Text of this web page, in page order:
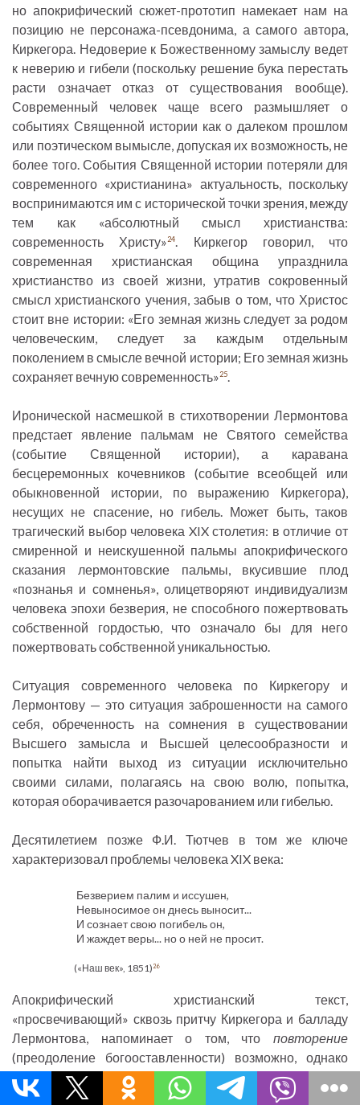
но апокрифический сюжет-прототип намекает нам на
позицию не персонажа-псевдонима, а самого автора,
Киркегора. Недоверие к Божественному замыслу ведет
к неверию и гибели (поскольку решение бука перестать
расти означает отказ от существования вообще).
Современный человек чаще всего размышляет о
событиях Священной истории как о далеком прошлом
или поэтическом вымысле, допуская их возможность, не
более того. События Священной истории потеряли для
современного «христианина» актуальность, поскольку
воспринимаются им с исторической точки зрения, между
тем как «абсолютный смысл христианства:
современность Христу»24. Киркегор говорил, что
современная христианская община упразднила
христианство из своей жизни, утратив сокровенный
смысл христианского учения, забыв о том, что Христос
стоит вне истории: «Его земная жизнь следует за родом
человеческим, следует за каждым отдельным
поколением в смысле вечной истории; Его земная жизнь
сохраняет вечную современность»25.
Иронической насмешкой в стихотворении Лермонтова
предстает явление пальмам не Святого семейства
(событие Священной истории), а каравана
бесцеремонных кочевников (событие всеобщей или
обыкновенной истории, по выражению Киркегора),
несущих не спасение, но гибель. Может быть, таков
трагический выбор человека XIX столетия: в отличие от
смиренной и неискушенной пальмы апокрифического
сказания лермонтовские пальмы, вкусившие плод
«познанья и сомненья», олицетворяют индивидуализм
человека эпохи безверия, не способного пожертвовать
собственной гордостью, что означало бы для него
пожертвовать собственной уникальностью.
Ситуация современного человека по Киркегору и
Лермонтову — это ситуация заброшенности на самого
себя, обреченность на сомнения в существовании
Высшего замысла и Высшей целесообразности и
попытка найти выход из ситуации исключительно
своими силами, полагаясь на свою волю, попытка,
которая оборачивается разочарованием или гибелью.
Десятилетием позже Ф.И. Тютчев в том же ключе
характеризовал проблемы человека XIX века:
Безверием палим и иссушен,
Невыносимое он днесь выносит...
И сознает свою погибель он,
И жаждет веры... но о ней не просит.
(«Наш век», 1851) 26
Апокрифический христианский текст,
«просвечивающий» сквозь притчу Киркегора и балладу
Лермонтова, напоминает о том, что повторение
(преодоление богооставленности) возможно, однако
современный человек (лермонтовский индивидуалист
или киркегоровский эстетик), упорствующий в своем Я,